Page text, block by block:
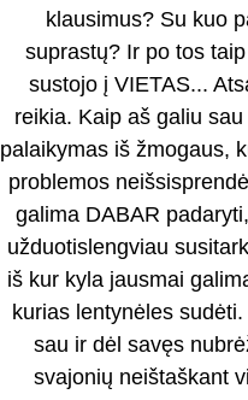
klausimus? Su kuo
suprastų? Ir po tos
sustojo į VIETAS...
reikia. Kaip aš galiu
palaikymas iš žmogaus,
problemos
galima DABAR
užduotislengviau
iš kur kyla jausmai
kurias lentynėles
sau ir dėl savęs
svajonių neištaškant